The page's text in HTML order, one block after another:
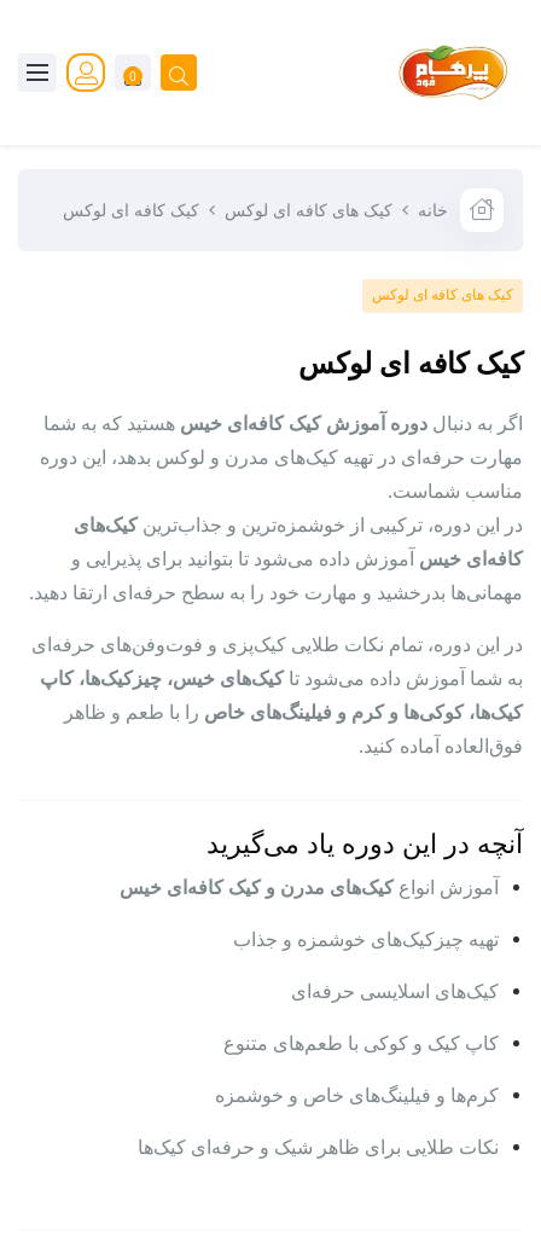
0
خانه کیک های کافه ای لوکس کیک کافه ای لوکس
کیک های کافه ای لوکس
کیک کافه ای لوکس
اگر به دنبال دوره آموزش کیک کافه‌ای خیس هستید که به شما
مهارت حرفه‌ای در تهیه کیک‌های مدرن و لوکس بدهد، این دوره
مناسب شماست.
در این دوره، ترکیبی از خوشمزه‌ترین و جذاب‌ترینکیک‌های
کافه‌ای خیس آموزش داده می‌شود تا بتوانید برای پذیرایی و
مهمانی‌ها بدرخشید و مهارت خود را به سطح حرفه‌ای ارتقا دهید.
در این دوره، تمام نکات طلایی کیک‌پزی و فوت‌وفن‌های حرفه‌ای
به شما آموزش داده می‌شود تاکیک‌های خیس، چیزکیک‌ها، کاپ
کیک‌ها، کوکی‌ها و کرم و فیلینگ‌های خاص را با طعم و ظاهر
فوق‌العاده آماده کنید.
آنچه در این دوره یاد می‌گیرید
آموزش انواعکیک‌های مدرن و کیک کافه‌ای خیس
تهیه چیزکیک‌های خوشمزه و جذاب
کیک‌های اسلایسی حرفه‌ای
کاپ کیک و کوکی با طعم‌های متنوع
کرم‌ها و فیلینگ‌های خاص و خوشمزه
نکات طلایی برای ظاهر شیک و حرفه‌ای کیک‌ها